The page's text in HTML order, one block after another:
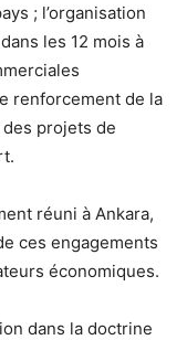
; l’organisation
les 12 mois à
renforcement de la
projets de
réuni à Ankara,
ces engagements
économiques.
dans la doctrine